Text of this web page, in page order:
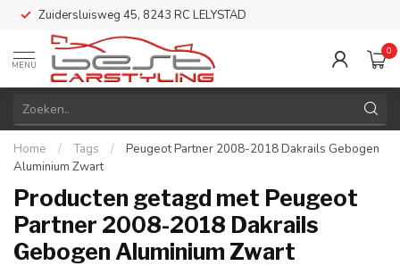
Zuidersluisweg 45, 8243 RC LELYSTAD
MENU
0
Home / Tags /
Peugeot Partner 2008-2018 Dakrails Gebogen
Aluminium Zwart
Producten getagd met Peugeot
Partner 2008-2018 Dakrails
Gebogen Aluminium Zwart